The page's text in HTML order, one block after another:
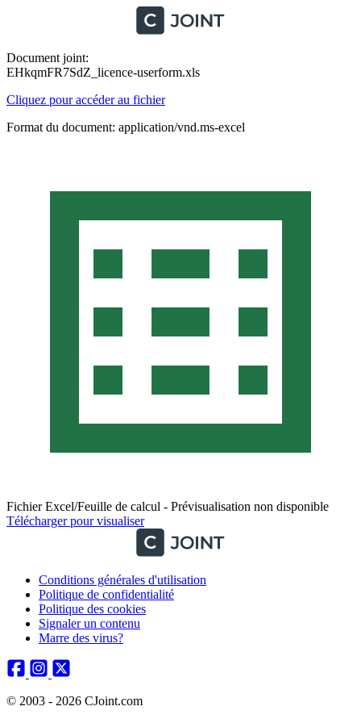
Document joint:
EHkqmFR7SdZ_licence-userform.xls
Cliquez pour accéder au fichier
Format du document: application/vnd.ms-excel
Fichier Excel/Feuille de calcul - Prévisualisation non disponible
Télécharger pour visualiser
Conditions générales d'utilisation
Politique de confidentialité
Politique des cookies
Signaler un contenu
Marre des virus?
© 2003 - 2026 CJoint.com